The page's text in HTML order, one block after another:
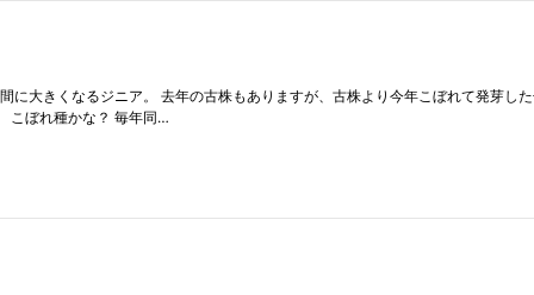
大きくなるジニア。 去年の古株もありますが、古株より今年こぼれて発芽し
こぼれ種かな？ 毎年同…